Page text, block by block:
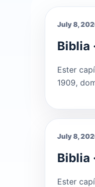
July 8,
Biblia
Ester
1909,
July 8,
Biblia
Ester